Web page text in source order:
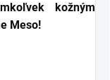
kožným
Meso!